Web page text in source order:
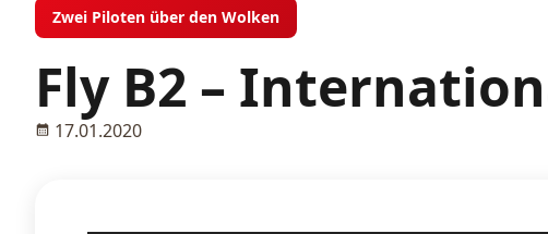
Zwei Piloten über den Wolken
Fly B2 –
17.01.2020